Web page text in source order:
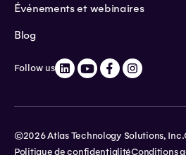
Événements et webinaires
Blog
Follow us
©2026 Atlas Technology Solutions, Inc.
Politique de confidentialitéConditions